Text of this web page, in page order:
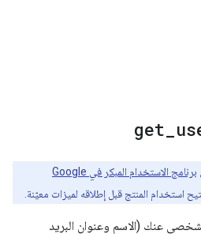
get
برنامج الاستخدام المبكر في Google
استخدام المنتج قبل إطلاقه لميزات معيّنة.
عنك (الاسم وعنوان البريد